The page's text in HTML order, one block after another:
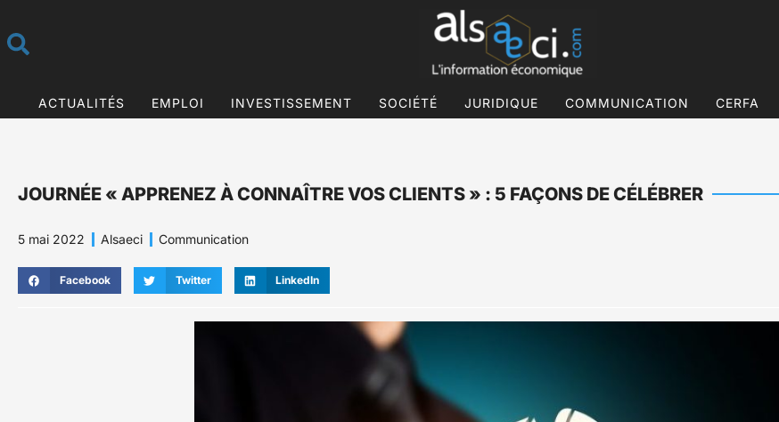
ACTUALITÉS EMPLOI INVESTISSEMENT SOCIÉTÉ JURIDIQUE COMMUNICATION CERFA
JOURNÉE « APPRENEZ À CONNAÎTRE VOS CLIENTS » : 5 FAÇONS DE CÉLÉBRER
5 mai 2022 Alsaeci Communication
Facebook Twitter LinkedIn